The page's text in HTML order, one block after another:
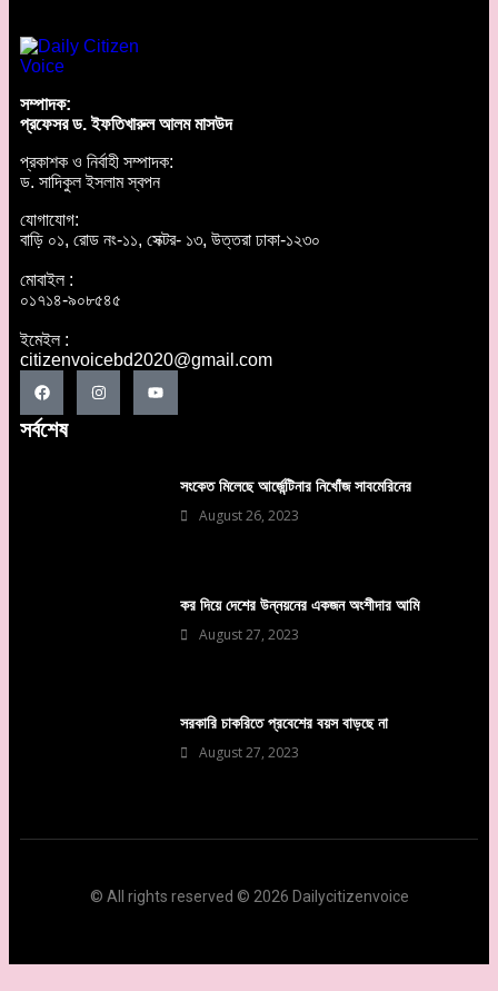
সম্পাদক:
প্রফেসর ড. ইফতিখারুল আলম মাসউদ
প্রকাশক ও নির্বাহী সম্পাদক:
ড. সাদিকুল ইসলাম স্বপন
যোগাযোগ:
বাড়ি ০১, রোড নং-১১, সেক্টর- ১৩, উত্তরা ঢাকা-১২৩০
মোবাইল :
০১৭১৪-৯০৮৫৪৫
ইমেইল :
citizenvoicebd2020@gmail.com
সর্বশেষ
সংকেত মিলেছে আর্জেন্টিনার নিখোঁজ সাবমেরিনের
August 26, 2023
কর দিয়ে দেশের উন্নয়নের একজন অংশীদার আমি
August 27, 2023
সরকারি চাকরিতে প্রবেশের বয়স বাড়ছে না
August 27, 2023
© All rights reserved © 2026 Dailycitizenvoice